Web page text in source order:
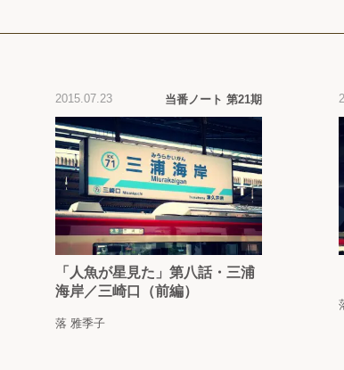
2015.07.23 当番ノート 第21期
「人魚が星見た」第八話・三浦
海岸／三崎口（前編）
落 雅季子